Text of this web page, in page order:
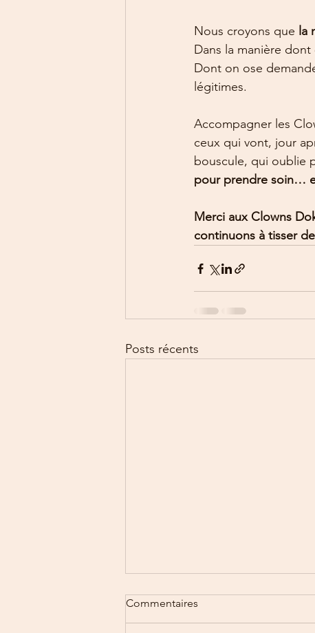
Nous croyons que la
Dans la manière
Dont on ose
légitimes.
Accompagner les
ceux qui vont, jour
bouscule, qui oublie
pour prendre soin…
Merci aux Clowns
continuons à tisser
Posts récents
Commentaires